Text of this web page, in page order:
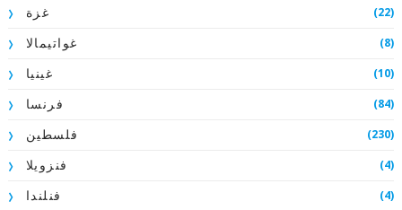
غزة (22)
غواتيمالا (8)
غينيا (10)
فرنسا (84)
فلسطين (230)
فنزويلا (4)
فنلندا (4)